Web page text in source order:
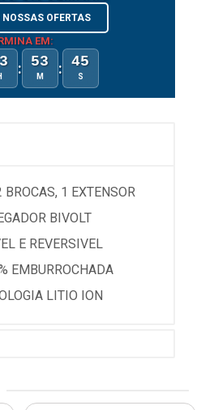
NOSSAS OFERTAS
EM:
: 53
M : 45
S
1 EXTENSOR
BIVOLT
E REVERSIVEL
EMBURROCHADA
LITIO ION